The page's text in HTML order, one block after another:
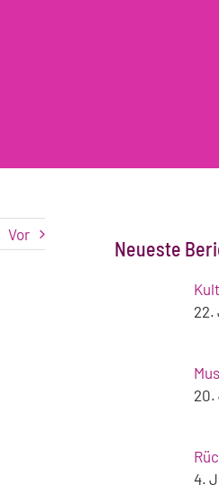
Vor
Neueste
22.
20.
4.